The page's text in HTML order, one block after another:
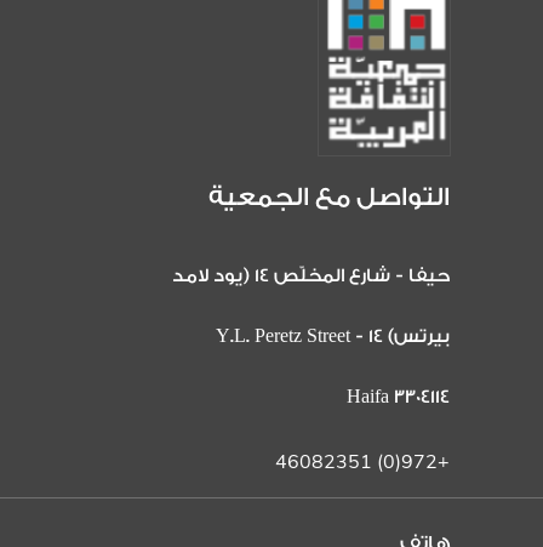
التواصل مع الجمعية
حيفا - شارع المخلّص 14 (يود لامد
بيرتس) 14 Y.L. Peretz Street -
Haifa 3304114
+972(0) 46082351